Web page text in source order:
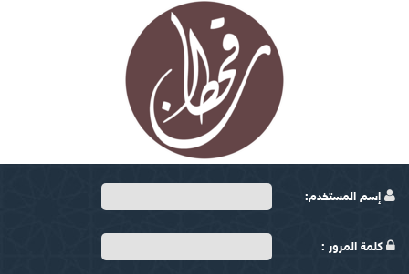
إسم المستخدم:
كلمة المرور :